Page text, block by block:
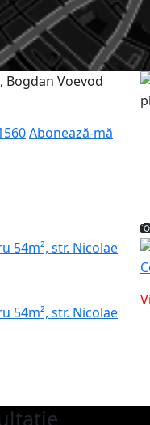
Abonează-mă
54m², str. Nicolae